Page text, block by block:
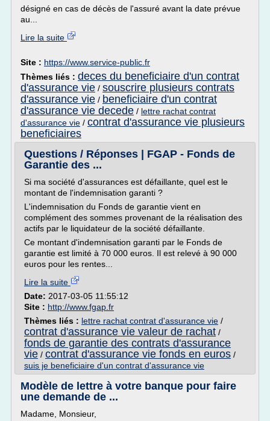
désigné en cas de décès de l'assuré avant la date prévue
au...
Lire la suite
Site : https://www.service-public.fr
Thèmes liés : deces du beneficiaire d'un contrat
d'assurance vie / souscrire plusieurs contrats
d'assurance vie / beneficiaire d'un contrat
d'assurance vie decede / lettre rachat contrat
d'assurance vie / contrat d'assurance vie plusieurs
beneficiaires
Questions / Réponses | FGAP - Fonds de
Garantie des ...
Si ma société d'assurances est défaillante, quel est le
montant de l'indemnisation garanti ?
L'indemnisation du Fonds de garantie vient en
complément des sommes provenant de la réalisation des
actifs par le liquidateur de la société défaillante.
Ce montant d'indemnisation garanti par le Fonds de
garantie est limité à 70 000 euros. Il est relevé à 90 000
euros pour les rentes...
Lire la suite
Date: 2017-03-05 11:55:12
Site : http://www.fgap.fr
Thèmes liés : lettre rachat contrat d'assurance vie /
contrat d'assurance vie valeur de rachat /
fonds de garantie des contrats d'assurance
vie / contrat d'assurance vie fonds en euros /
suis je beneficiaire d'un contrat d'assurance vie
Modèle de lettre à votre banque pour faire
une demande de ...
Madame, Monsieur,